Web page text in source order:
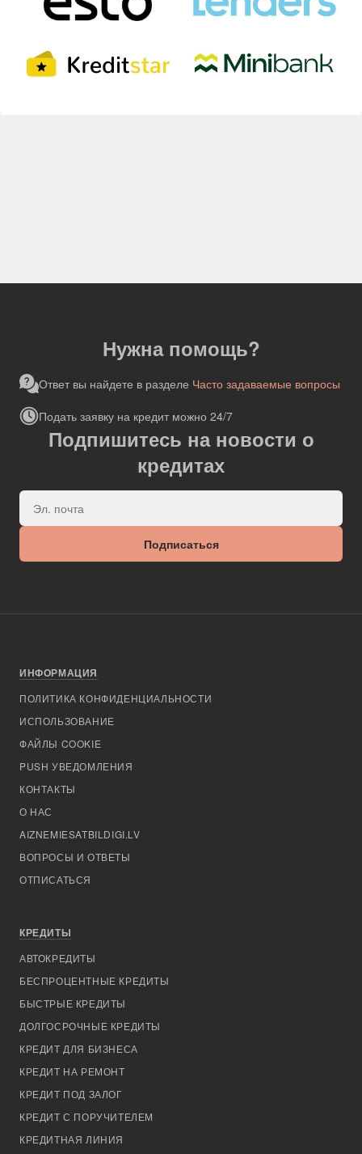
Нужна помощь?
Ответ вы найдете в разделе Часто задаваемые вопросы
Подать заявку на кредит можно 24/7
Подпишитесь на новости о
кредитах
Подписаться
ИНФОРМАЦИЯ
ПОЛИТИКА КОНФИДЕНЦИАЛЬНОСТИ
ИСПОЛЬЗОВАНИЕ
ФАЙЛЫ COOKIE
PUSH УВЕДОМЛЕНИЯ
КОНТАКТЫ
О НАС
AIZNEMIESATBILDIGI.LV
ВОПРОСЫ И ОТВЕТЫ
ОТПИСАТЬСЯ
КРЕДИТЫ
АВТОКРЕДИТЫ
БЕСПРОЦЕНТНЫЕ КРЕДИТЫ
БЫСТРЫЕ КРЕДИТЫ
ДОЛГОСРОЧНЫЕ КРЕДИТЫ
КРЕДИТ ДЛЯ БИЗНЕСА
КРЕДИТ НА РЕМОНТ
КРЕДИТ ПОД ЗАЛОГ
КРЕДИТ С ПОРУЧИТЕЛЕМ
КРЕДИТНАЯ ЛИНИЯ